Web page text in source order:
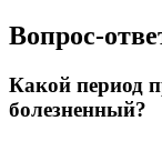
Вопрос-
Какой период
болезненный?